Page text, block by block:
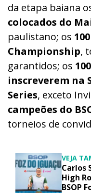
da etapa baiana
colocados do
paulistano; os
Championship,
garantidos; os
inscreverem na
Series, exceto
campeões do
torneios de
VEJA
Carlos
High
BSOP